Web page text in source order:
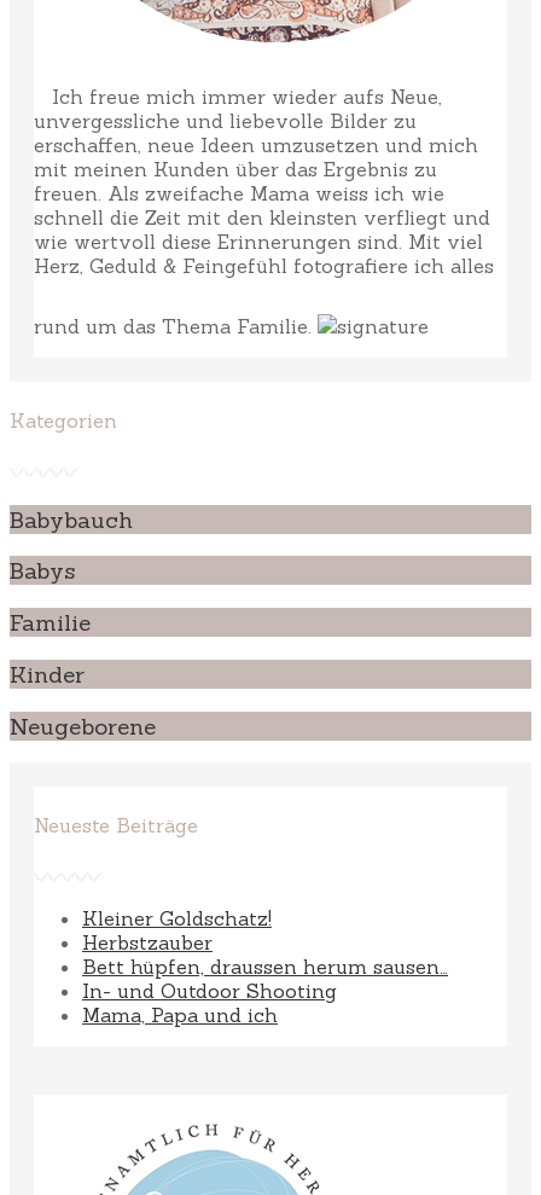
Ich freue mich immer wieder aufs Neue,
unvergessliche und liebevolle Bilder zu
erschaffen, neue Ideen umzusetzen und mich
mit meinen Kunden über das Ergebnis zu
freuen. Als zweifache Mama weiss ich wie
schnell die Zeit mit den kleinsten verfliegt und
wie wertvoll diese Erinnerungen sind. Mit viel
Herz, Geduld & Feingefühl fotografiere ich alles
rund um das Thema Familie.
Kategorien
Babybauch
Babys
Familie
Kinder
Neugeborene
Neueste Beiträge
Kleiner Goldschatz!
Herbstzauber
Bett hüpfen, draussen herum sausen…
In- und Outdoor Shooting
Mama, Papa und ich